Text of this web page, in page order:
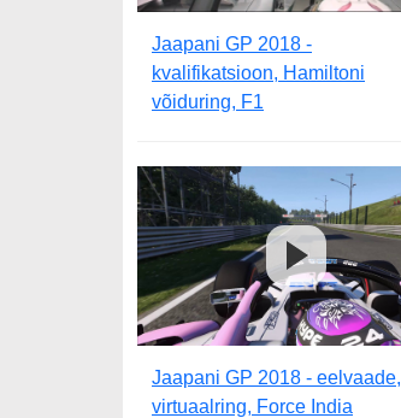
Jaapani GP 2018 -
kvalifikatsioon, Hamiltoni
võiduring, F1
Jaapani GP 2018 - eelvaade,
virtuaalring, Force India